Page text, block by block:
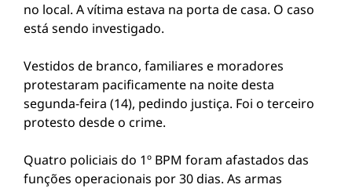
no local. A vítima estava na porta de casa. O caso
está sendo investigado.
Vestidos de branco, familiares e moradores
protestaram pacificamente na noite desta
segunda-feira (14), pedindo justiça. Foi o terceiro
protesto desde o crime.
Quatro policiais do 1º BPM foram afastados das
funções operacionais por 30 dias. As armas